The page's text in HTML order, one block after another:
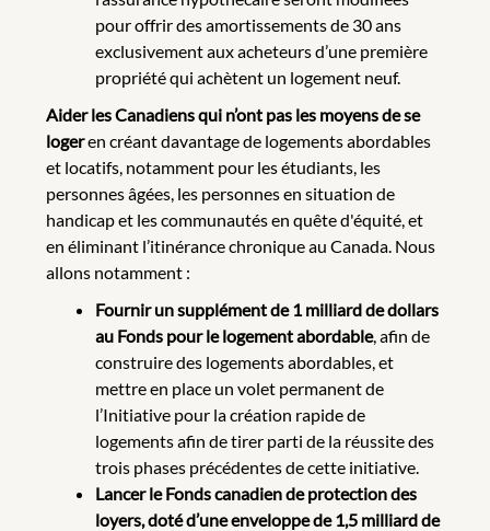
pour offrir des amortissements de 30 ans
exclusivement aux acheteurs d’une première
propriété qui achètent un logement neuf.
Aider les Canadiens qui n’ont pas les moyens de se
logeren créant davantage de logements abordables
et locatifs, notamment pour les étudiants, les
personnes âgées, les personnes en situation de
handicap et les communautés en quête d'équité, et
en éliminant l’itinérance chronique au Canada. Nous
allons notamment :
Fournir un supplément de 1 milliard de dollars
au Fonds pour le logement abordable, afin de
construire des logements abordables, et
mettre en place un volet permanent de
l’Initiative pour la création rapide de
logements afin de tirer parti de la réussite des
trois phases précédentes de cette initiative.
Lancer le Fonds canadien de protection des
loyers, doté d’une enveloppe de 1,5 milliard de